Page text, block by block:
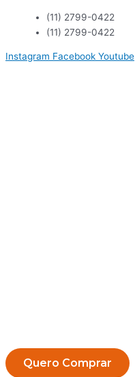
conteúdo
(11) 2799-0422
(11) 2799-0422
Instagram Facebook Youtube
Quero Comprar